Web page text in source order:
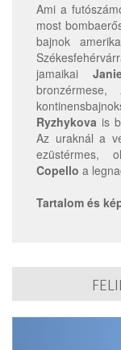
Ami a
most
bajnok
jamaikai
bronzérmese,
Ryzhykova is
Az uraknál a
ezüstérmes,
Copello a
Tartalom és